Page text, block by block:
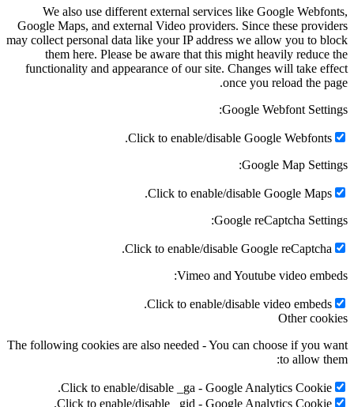
We also use different external services like Google
Google Maps, and external Video providers. Since these
may collect personal data like your IP address we allow you to
them here. Please be aware that this might heavily
functionality and appearance of our site. Changes will take
once you reload the
Google Webfont
Click to enable/disable Google
Google Map
Click to enable/disable Google
Google reCaptcha
Click to enable/disable Google
Vimeo and Youtube video
Click to enable/disable video
Other
The following cookies are also needed - You can choose if you
to allow
Click to enable/disable _ga - Google Analytics
Click to enable/disable _gid - Google Analytics